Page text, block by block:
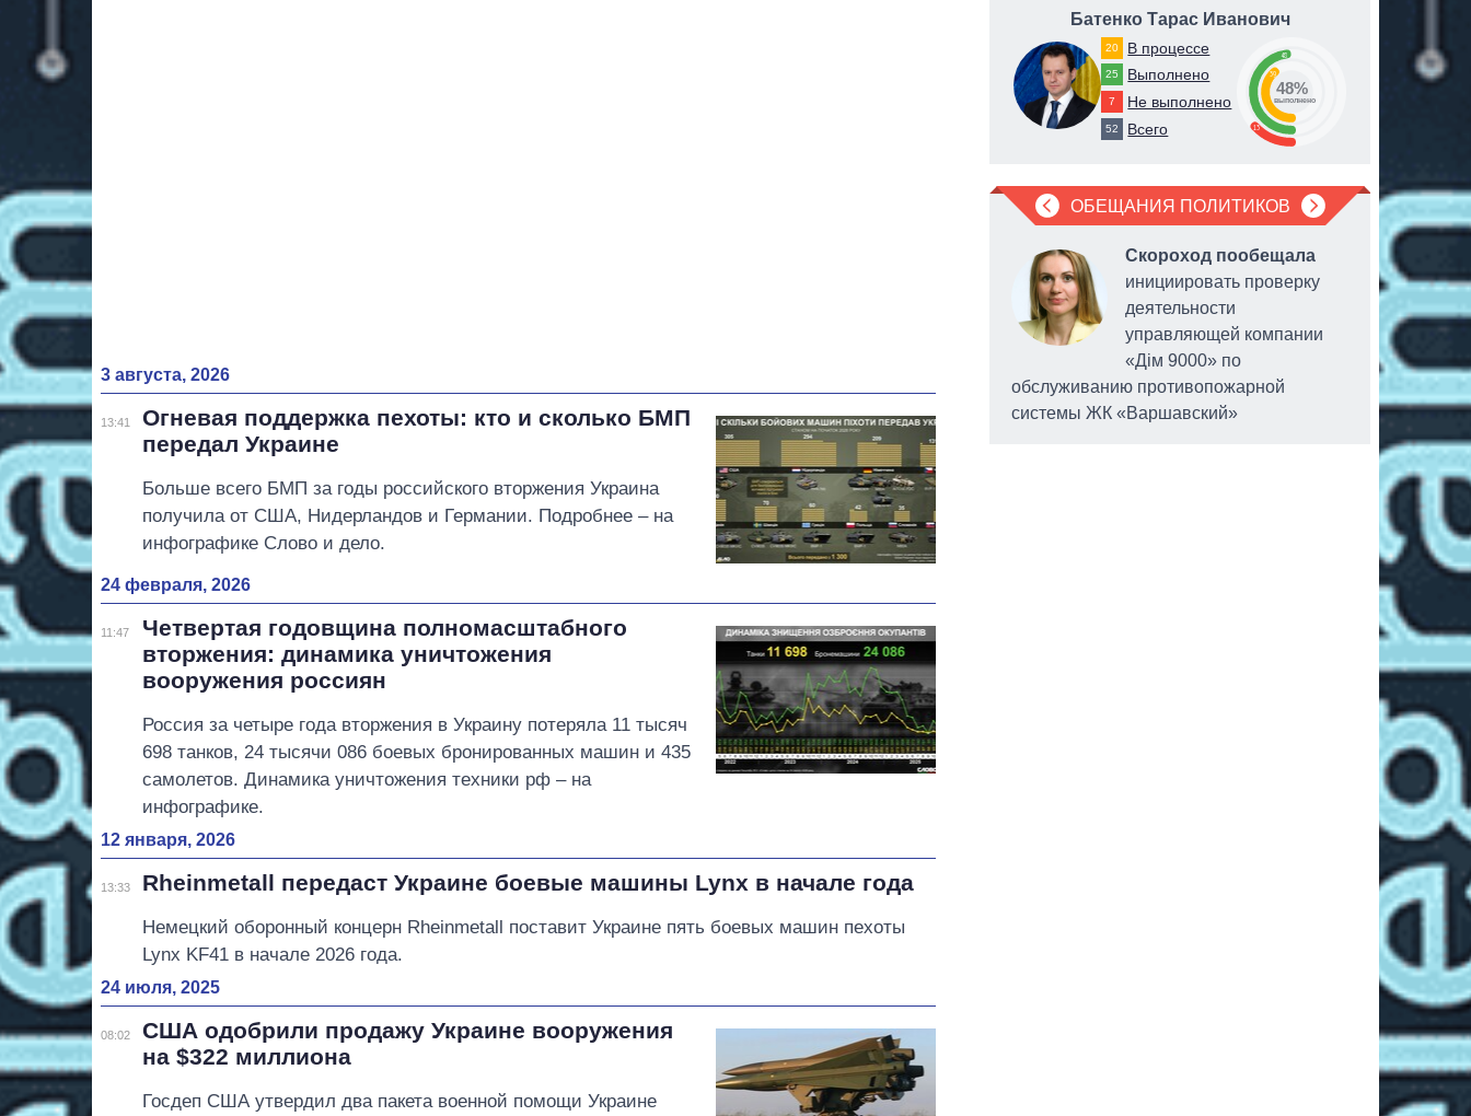
3 августа, 2026
13:41
Огневая поддержка пехоты: кто и сколько БМП
передал Украине
Больше всего БМП за годы российского вторжения Украина
получила от США, Нидерландов и Германии. Подробнее – на
инфографике Слово и дело.
24 февраля, 2026
11:47
Четвертая годовщина полномасштабного
вторжения: динамика уничтожения
вооружения россиян
Россия за четыре года вторжения в Украину потеряла 11 тысяч
698 танков, 24 тысячи 086 боевых бронированных машин и 435
самолетов. Динамика уничтожения техники рф – на
инфографике.
12 января, 2026
13:33 Rheinmetall передаст Украине боевые машины Lynx в начале года
Немецкий оборонный концерн Rheinmetall поставит Украине пять боевых машин пехоты
Lynx KF41 в начале 2026 года.
24 июля, 2025
08:02
США одобрили продажу Украине вооружения
на $322 миллиона
Госдеп США утвердил два пакета военной помощи Украине
Батенко Тарас Иванович
20 В процессе
25 Выполнено
7 Не выполнено
52 Всего 13
48
39
48%
выполнено
ОБЕЩАНИЯ ПОЛИТИКОВ
Скороход пообещала
инициировать проверку
деятельности
управляющей компании
«Дім 9000» по
обслуживанию противопожарной
системы ЖК «Варшавский»